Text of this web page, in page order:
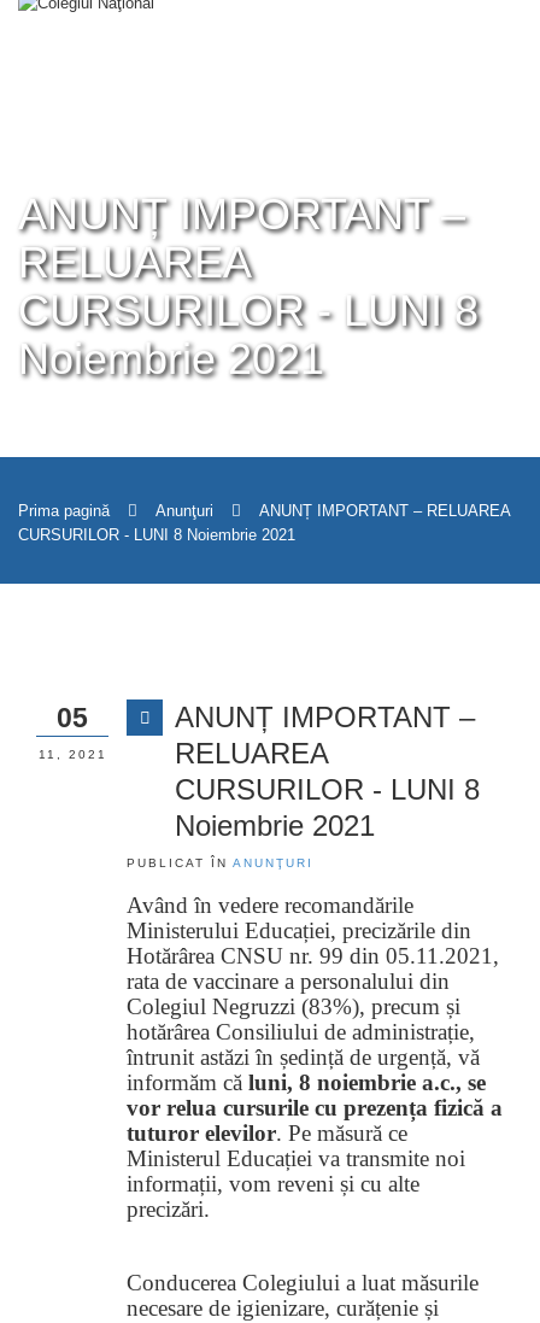
ANUNȚ IMPORTANT –
RELUAREA
CURSURILOR - LUNI 8
Noiembrie 2021
Prima pagină Anunţuri
ANUNȚ IMPORTANT – RELUAREA
CURSURILOR - LUNI 8 Noiembrie 2021
ANUNȚ IMPORTANT –
RELUAREA
CURSURILOR - LUNI 8
Noiembrie 2021
PUBLICAT ÎN ANUNŢURI
Având în vedere recomandările
Ministerului Educației, precizările din
Hotărârea CNSU nr. 99 din 05.11.2021,
rata de vaccinare a personalului din
Colegiul Negruzzi (83%), precum și
hotărârea Consiliului de administrație,
întrunit astăzi în ședință de urgență, vă
informăm că luni, 8 noiembrie a.c., se
vor relua cursurile cu prezența fizică a
tuturor elevilor. Pe măsură ce
Ministerul Educației va transmite noi
informații, vom reveni și cu alte
precizări.
Conducerea Colegiului a luat măsurile
necesare de igienizare, curățenie și
05
11, 2021